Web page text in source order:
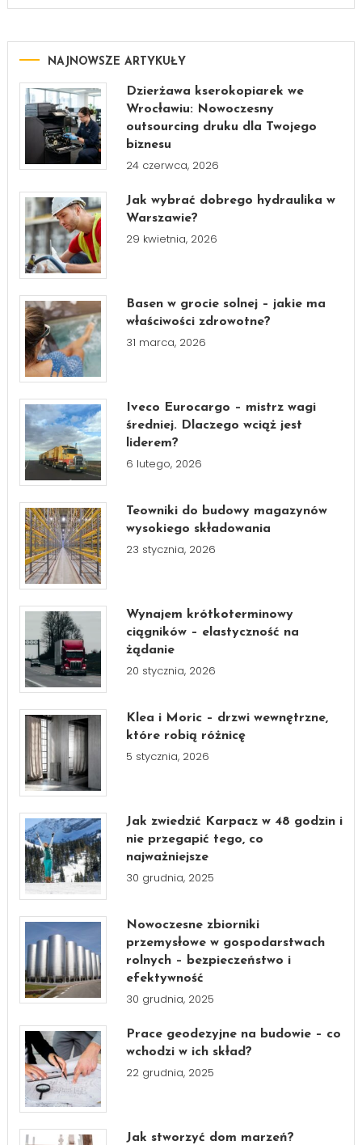
NAJNOWSZE ARTYKUŁY
Dzierżawa kserokopiarek we
Wrocławiu: Nowoczesny
outsourcing druku dla Twojego
biznesu
24 czerwca, 2026
Jak wybrać dobrego hydraulika w
Warszawie?
29 kwietnia, 2026
Basen w grocie solnej – jakie ma
właściwości zdrowotne?
31 marca, 2026
Iveco Eurocargo – mistrz wagi
średniej. Dlaczego wciąż jest
liderem?
6 lutego, 2026
Teowniki do budowy magazynów
wysokiego składowania
23 stycznia, 2026
Wynajem krótkoterminowy
ciągników – elastyczność na
żądanie
20 stycznia, 2026
Klea i Moric – drzwi wewnętrzne,
które robią różnicę
5 stycznia, 2026
Jak zwiedzić Karpacz w 48 godzin i
nie przegapić tego, co
najważniejsze
30 grudnia, 2025
Nowoczesne zbiorniki
przemysłowe w gospodarstwach
rolnych – bezpieczeństwo i
efektywność
30 grudnia, 2025
Prace geodezyjne na budowie – co
wchodzi w ich skład?
22 grudnia, 2025
Jak stworzyć dom marzeń?